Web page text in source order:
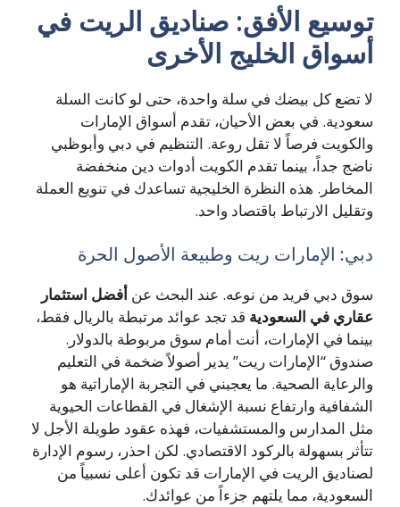
توسيع الأفق: صناديق الريت في
أسواق الخليج الأخرى
لا تضع كل بيضك في سلة واحدة، حتى لو كانت السلة
سعودية. في بعض الأحيان، تقدم أسواق الإمارات
والكويت فرصاً لا تقل روعة. التنظيم في دبي وأبوظبي
ناضج جداً، بينما تقدم الكويت أدوات دين منخفضة
المخاطر. هذه النظرة الخليجية تساعدك في تنويع العملة
وتقليل الارتباط باقتصاد واحد.
دبي: الإمارات ريت وطبيعة الأصول الحرة
سوق دبي فريد من نوعه. عند البحث عن أفضل استثمار
عقاري في السعودية قد تجد عوائد مرتبطة بالريال فقط،
بينما في الإمارات، أنت أمام سوق مربوطة بالدولار.
صندوق “الإمارات ريت” يدير أصولاً ضخمة في التعليم
والرعاية الصحية. ما يعجبني في التجربة الإماراتية هو
الشفافية وارتفاع نسبة الإشغال في القطاعات الحيوية
مثل المدارس والمستشفيات، فهذه عقود طويلة الأجل لا
تتأثر بسهولة بالركود الاقتصادي. لكن احذر، رسوم الإدارة
لصناديق الريت في الإمارات قد تكون أعلى نسبياً من
السعودية، مما يلتهم جزءاً من عوائدك.